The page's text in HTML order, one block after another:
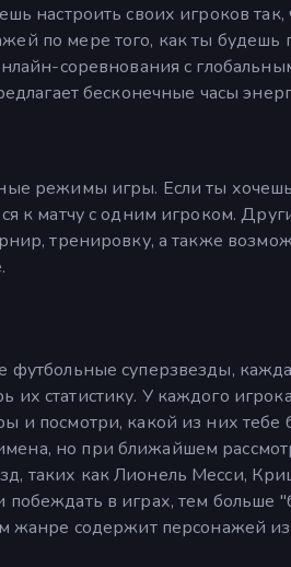
настроить своих игроков
по мере того, как ты будешь
соревнования с
бесконечные часы
режимы игры. Если ты
к матчу с одним игроком.
тренировку, а также
футбольные суперзвезды,
статистику. У каждого
и посмотри, какой из них тебе
но при ближайшем
таких как Лионель Месси,
в играх, тем больше
жанре содержит персонажей